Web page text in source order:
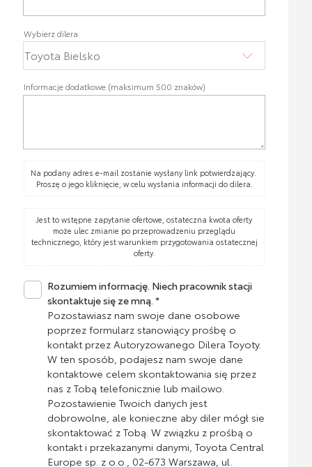
Wybierz dilera
Informacje dodatkowe (maksimum 500 znaków)
Na podany adres e-mail zostanie wysłany link potwierdzający.
Proszę o jego kliknięcie, w celu wysłania informacji do dilera.
Jest to wstępne zapytanie ofertowe, ostateczna kwota oferty
może ulec zmianie po przeprowadzeniu przeglądu
technicznego, który jest warunkiem przygotowania ostatecznej
oferty.
Rozumiem informację. Niech pracownik stacji
skontaktuje się ze mną. *
Pozostawiasz nam swoje dane osobowe
poprzez formularz stanowiący prośbę o
kontakt przez Autoryzowanego Dilera Toyoty.
W ten sposób, podajesz nam swoje dane
kontaktowe celem skontaktowania się przez
nas z Tobą telefonicznie lub mailowo.
Pozostawienie Twoich danych jest
dobrowolne, ale konieczne aby diler mógł sie
skontaktować z Tobą. W związku z prośbą o
kontakt i przekazanymi danymi, Toyota Central
Europe sp. z o.o., 02-673 Warszawa, ul.